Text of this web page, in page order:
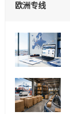
欧洲专线